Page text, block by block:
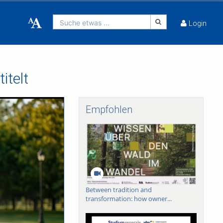
Suche etwas ... Login
Empfohlen
Between tradition and
transformation: how owner...